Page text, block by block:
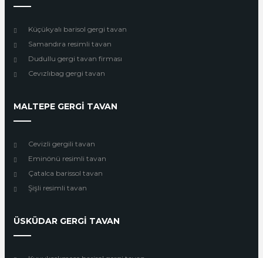
Küçükyalı barisol gergi tavan
Samandıra resimli tavan
Dudullu gergi tavan firması
Cevızlıbag gergi tavan
MALTEPE GERGİ TAVAN
Cevizli gergili tavan
Eminönü resimli tavan
Çatalca barissol tavan
Şişli resimli tavan
ÜSKÜDAR GERGİ TAVAN